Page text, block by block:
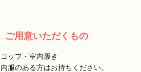
ご用意いただくもの
コップ・室内履き
内服のある方はお持ちください。